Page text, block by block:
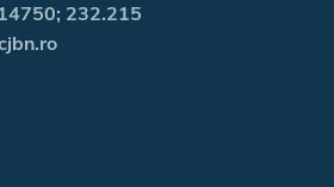
232.215